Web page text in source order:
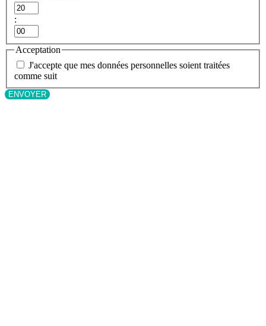
Heures
:
Minutes
Acceptation
J'accepte que mes données personnelles soient traitées
comme suit